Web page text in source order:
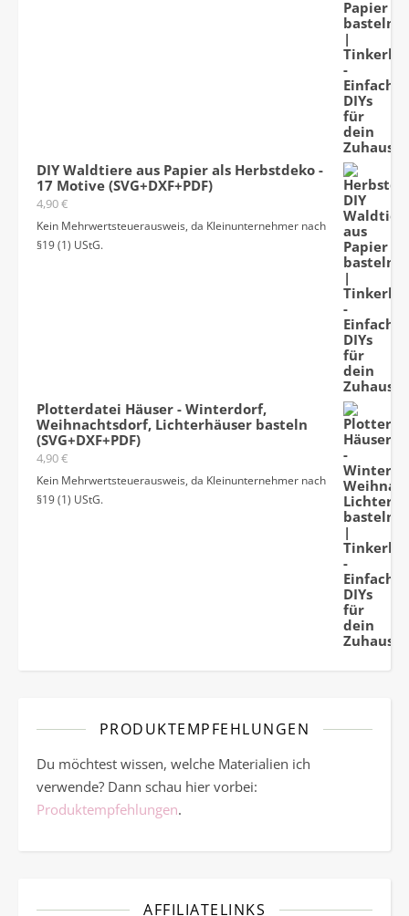
DIY Waldtiere aus Papier als Herbstdeko -
17 Motive (SVG+DXF+PDF)
4,90€
Kein Mehrwertsteuerausweis, da Kleinunternehmer nach
§19 (1) UStG.
Plotterdatei Häuser - Winterdorf,
Weihnachtsdorf, Lichterhäuser basteln
(SVG+DXF+PDF)
4,90€
Kein Mehrwertsteuerausweis, da Kleinunternehmer nach
§19 (1) UStG.
PRODUKTEMPFEHLUNGEN
Du möchtest wissen, welche Materialien ich
verwende? Dann schau hier vorbei:
Produktempfehlungen.
AFFILIATELINKS